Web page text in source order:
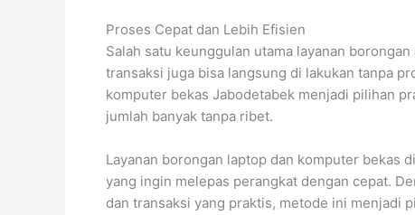
Proses Cepat dan Lebih Efisien
Salah satu keunggulan utama layanan
transaksi juga bisa langsung di lakukan tanpa
komputer bekas Jabodetabek menjadi pilihan
jumlah banyak tanpa ribet.
Layanan borongan laptop dan komputer bekas
yang ingin melepas perangkat dengan cepat.
dan transaksi yang praktis, metode ini menjadi